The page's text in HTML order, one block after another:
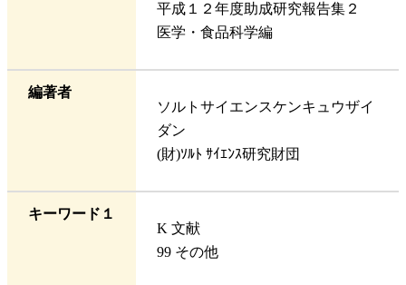
平成１２年度助成研究報告集２
医学・食品科学編
編著者
ソルトサイエンスケンキュウザイ
ダン
(財)ｿﾙﾄ ｻｲｴﾝｽ研究財団
キーワード１
K 文献
99 その他